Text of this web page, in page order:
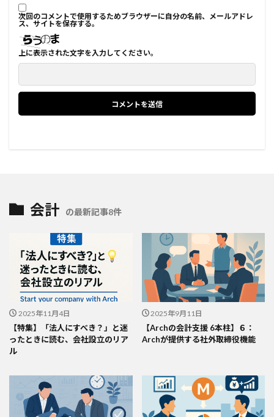
次回のコメントで使用するためブラウザーに自分の名前、メールアドレ
ス、サイトを保存する。
上に表示された文字を入力してください。
会計 の最新記事8件
2025年11月4日
【特集】「法人にすべき？」と迷
ったときに読む、会社設立のリア
ル
2025年9月11日
【Archの会計支援 6本柱】６：
Archが提供する社外取締役機能